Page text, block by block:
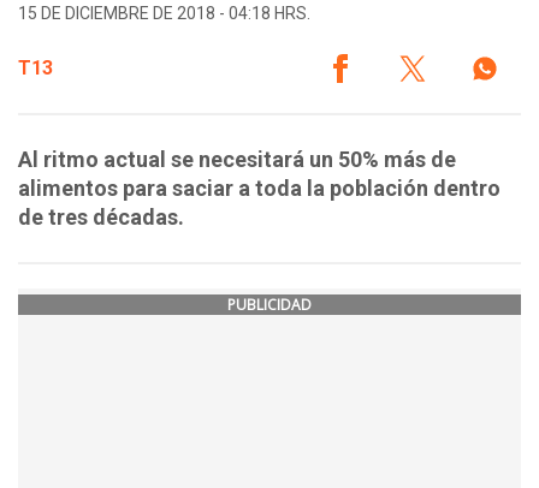
15 DE DICIEMBRE DE 2018 - 04:18 HRS.
T13
Al ritmo actual se necesitará un 50% más de
alimentos para saciar a toda la población dentro
de tres décadas.
PUBLICIDAD